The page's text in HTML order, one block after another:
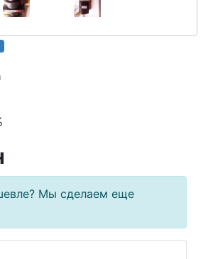
Мы сделаем еще